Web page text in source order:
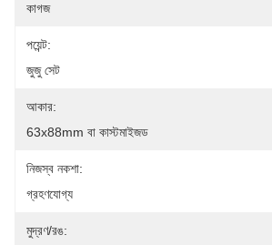
কাগজ
পয়েন্ট:
জুজু সেট
আকার:
63x88mm বা কাস্টমাইজড
নিজস্ব নকশা:
গ্রহণযোগ্য
মুদ্রণ/রঙ: